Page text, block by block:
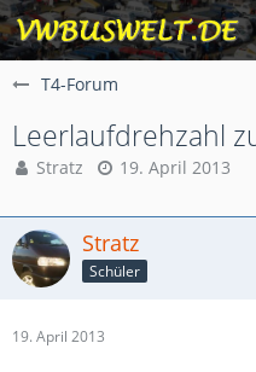
T4-Forum
Leerlaufdrehzahl
Stratz 19. April 2013
Stratz
Schüler
19. April 2013